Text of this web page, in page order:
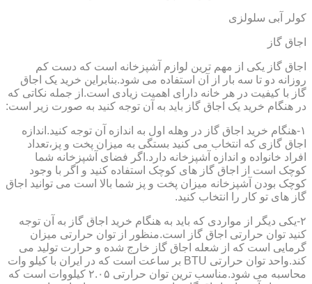
کولر آبی سلولزی
اجاق گاز
اجاق گاز یکی از مهم ترین لوازم آشپزخانه است که دست کم
روزانه دو تا سه بار از آن استفاده می شود.بنابراین خرید یک اجاق
گاز با کیفیت در هر خانه دارای اهمیت زیادی است.از جمله نکاتی که
در هنگام خرید یک اجاق گاز باید به آن توجه کنید به صورت زیر است:
۱-هنگام خرید اجاق گاز در وهله اول به اندازه آن توجه کنید.اندازه
اجاق گازی که انتخاب می کنید بستگی به میزان پخت و پز،تعداد
افراد خانواده و اندازه آشپزخانه دارد.اگر فضای آشپزخانه شما
کوچک است از اجاق گاز های کوچک استفاده کنید و اگر با وجود
کوچک بودن آشپزخانه میزان پخت و پز شما بالا است می توانید اجاق
گاز های تو کار را انتخاب کنید.
۲-یکی دیگر از مواردی که باید به هنگام خرید اجاق گاز به آن توجه
کنید توان حرارتی اجاق گاز است.منظور از توان حرارتی میزان
گرمایی است که از شعله اجاق گاز خارج شده و حرارت تولید می
کند.واحد توان حرارتی BTU بر ساعت است که در ایران با کیلو وات
محاسبه می شود.مناسب ترین توان حرارتی ۲.۰۵ کیلووات است که